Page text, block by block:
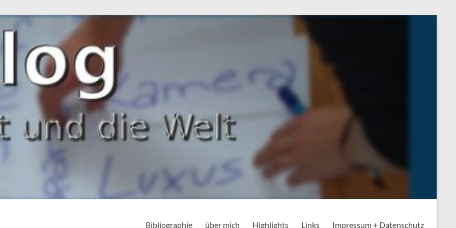
Bibliographie über mich Highlights Links Impressum + Datenschutz